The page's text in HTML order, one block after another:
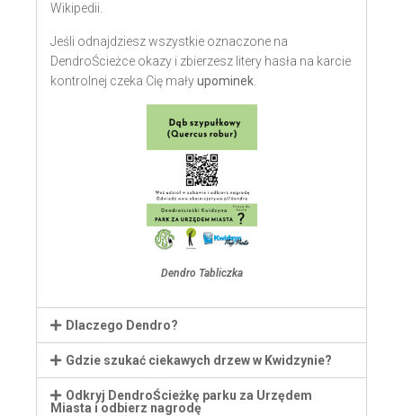
Wikipedii.
Jeśli odnajdziesz wszystkie oznaczone na
DendroŚcieżce okazy i zbierzesz litery hasła na karcie
kontrolnej czeka Cię małyupominek
Dendro Tabliczka
Dlaczego Dendro?
Gdzie szukać ciekawych drzew w Kwidzynie?
Odkryj DendroŚcieżkę parku za Urzędem
Miasta i odbierz nagrodę